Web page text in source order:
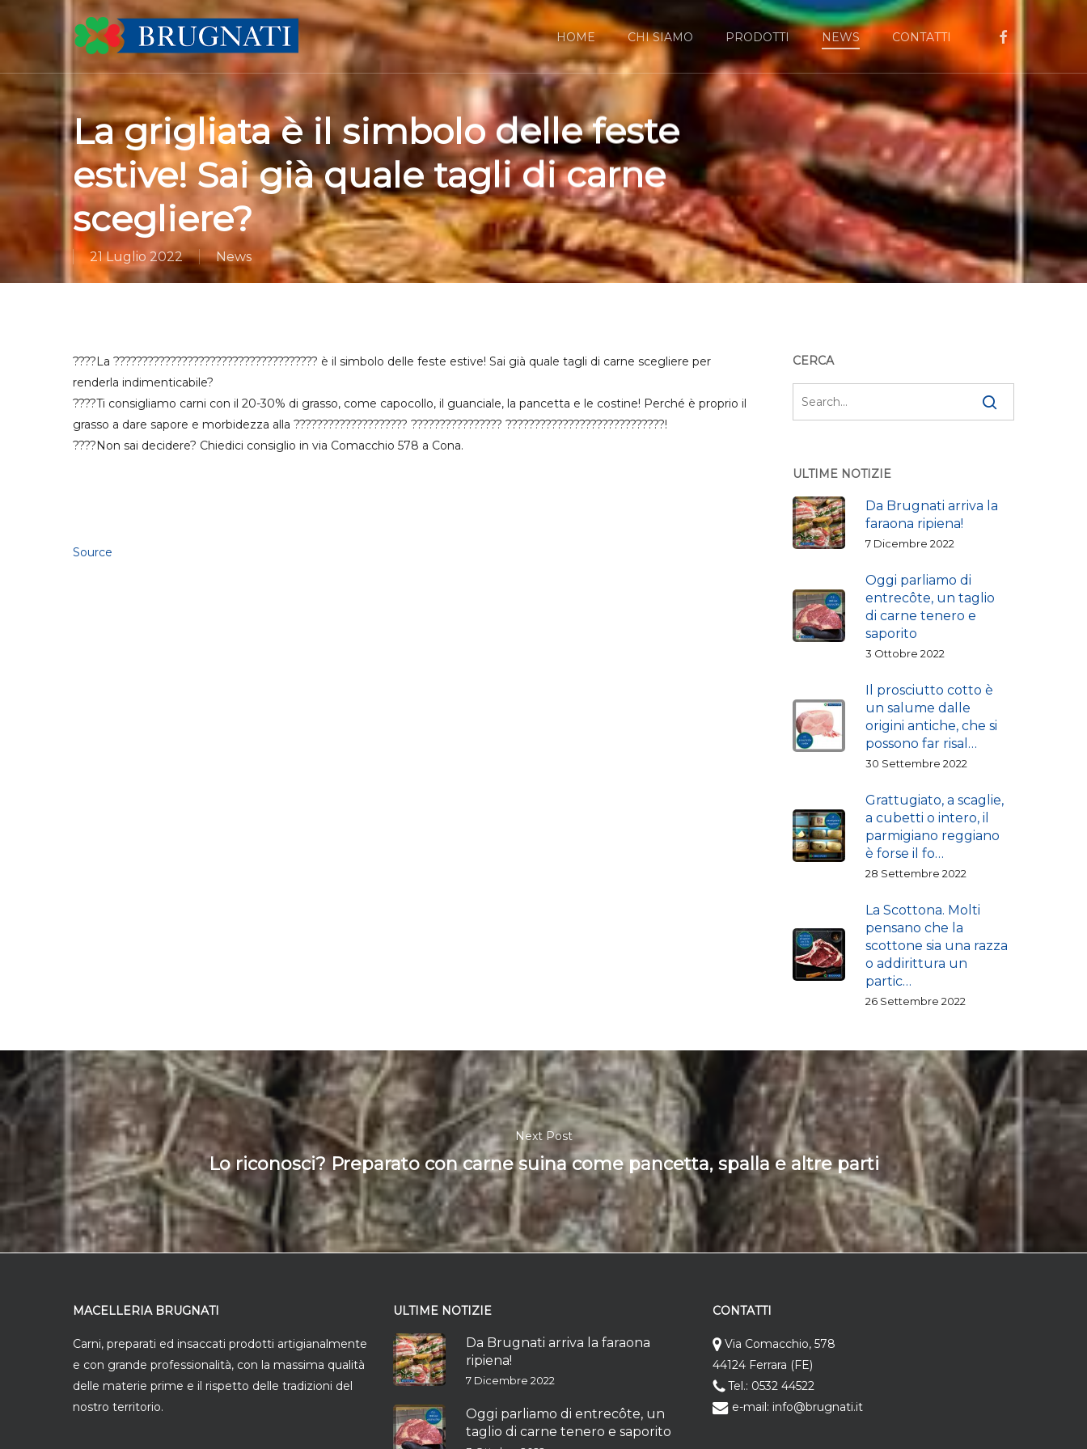
to
main
content
HOME CHI SIAMO PRODOTTI NEWS CONTATTI FACEBOOK
La grigliata è il simbolo delle feste
estive! Sai già quale tagli di carne
scegliere?
21 Luglio 2022 News
????La ???????????????????????????????????? è il simbolo delle feste estive! Sai già quale tagli di carne scegliere per
renderla indimenticabile?
????Ti consigliamo carni con il 20-30% di grasso, come capocollo, il guanciale, la pancetta e le costine! Perché è proprio il
grasso a dare sapore e morbidezza alla ???????????????????? ???????????????? ????????????????????????????!
????Non sai decidere? Chiedici consiglio in via Comacchio 578 a Cona.
Source
CERCA
ULTIME NOTIZIE
Da Brugnati arriva la
faraona ripiena!
7 Dicembre 2022
Oggi parliamo di
entrecôte, un taglio
di carne tenero e
saporito
3 Ottobre 2022
Il prosciutto cotto è
un salume dalle
origini antiche, che si
possono far risal…
30 Settembre 2022
Grattugiato, a scaglie,
a cubetti o intero, il
parmigiano reggiano
è forse il fo…
28 Settembre 2022
La Scottona. Molti
pensano che la
scottone sia una razza
o addirittura un
partic…
26 Settembre 2022
Next Post
Lo riconosci? Preparato con carne suina come pancetta, spalla e altre parti
MACELLERIA BRUGNATI
Carni, preparati ed insaccati prodotti artigianalmente
e con grande professionalità, con la massima qualità
delle materie prime e il rispetto delle tradizioni del
nostro territorio.
ULTIME NOTIZIE
Da Brugnati arriva la faraona
ripiena!
7 Dicembre 2022
Oggi parliamo di entrecôte, un
taglio di carne tenero e saporito
CONTATTI
Via Comacchio, 578
44124 Ferrara (FE)
Tel.: 0532 44522
e-mail: info@brugnati.it